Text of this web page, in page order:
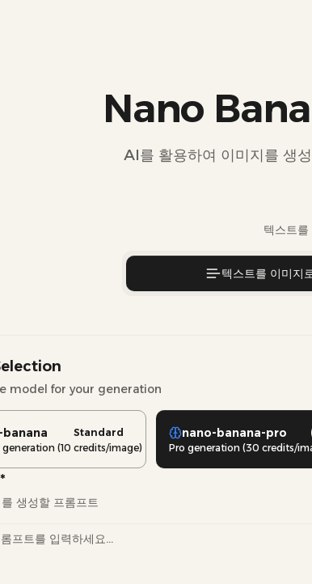
Nano
AI를 활용하여 이미지를 생
텍스트
텍스트를 이미지
model for your generation
banana
Standard
(10 credits/image)
nano-banana-pro
Pro generation (30 credits/
*
생성할 프롬프트